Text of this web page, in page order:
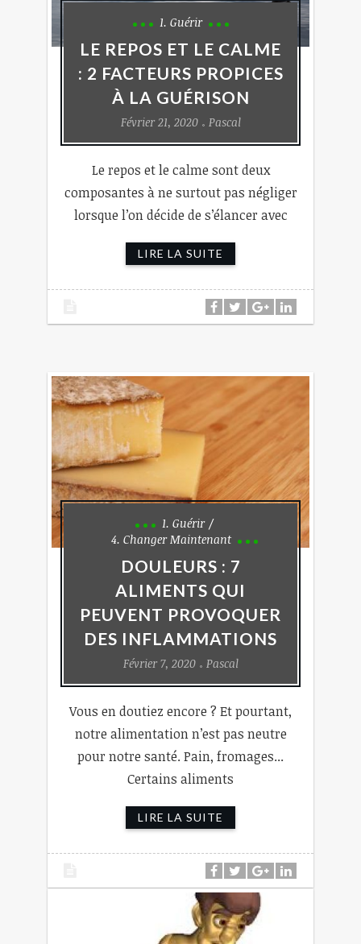
1. Guérir
LE REPOS ET LE CALME
: 2 FACTEURS PROPICES
À LA GUÉRISON
Février 21, 2020 Pascal
Le repos et le calme sont deux
composantes à ne surtout pas négliger
lorsque l’on décide de s’élancer avec
LIRE LA SUITE
1. Guérir
4. Changer Maintenant
DOULEURS : 7
ALIMENTS QUI
PEUVENT PROVOQUER
DES INFLAMMATIONS
Février 7, 2020 Pascal
Vous en doutiez encore ? Et pourtant,
notre alimentation n’est pas neutre
pour notre santé. Pain, fromages...
Certains aliments
LIRE LA SUITE